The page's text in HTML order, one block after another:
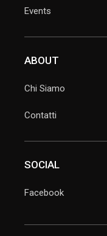
Events
ABOUT
Chi Siamo
Contatti
SOCIAL
Facebook